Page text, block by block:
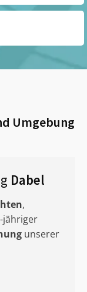
Umgebung
Dabel
,
jähriger
unserer